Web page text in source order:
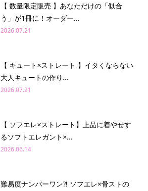
【 数量限定販売 】あなただけの「似合
う」が1冊に！オーダー...
2026.07.21
【 キュート×ストレート 】イタくならない
大人キュートの作り...
2026.07.21
【 ソフエレ×ストレート】上品に着やせす
るソフトエレガント×...
2026.06.14
難易度ナンバーワン⁈ ソフエレ×骨ストの